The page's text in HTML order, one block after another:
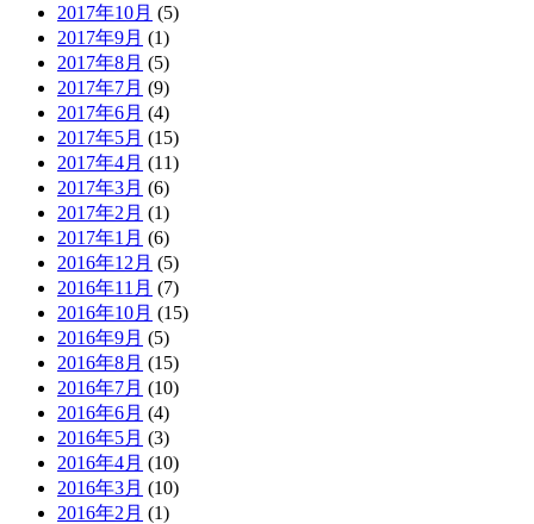
2017年10月 (5)
2017年9月 (1)
2017年8月 (5)
2017年7月 (9)
2017年6月 (4)
2017年5月 (15)
2017年4月 (11)
2017年3月 (6)
2017年2月 (1)
2017年1月 (6)
2016年12月 (5)
2016年11月 (7)
2016年10月 (15)
2016年9月 (5)
2016年8月 (15)
2016年7月 (10)
2016年6月 (4)
2016年5月 (3)
2016年4月 (10)
2016年3月 (10)
2016年2月 (1)